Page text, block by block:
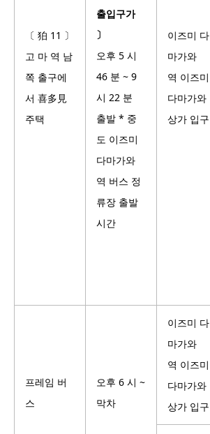
〔 狛 11 〕
고 마 역 남
쪽 출구에
서 喜多見
주택
출입구가
〕
오후 5 시
46 분 ~ 9
시 22 분
출발 * 중
도 이즈미
다마가와
역 버스 정
류장 출발
시간
이즈미 다
마가와
역 이즈미
다마가와
상가 입구
프레임 버
스
오후 6 시 ~
막차
이즈미 다
마가와
역 이즈미
다마가와
상가 입구